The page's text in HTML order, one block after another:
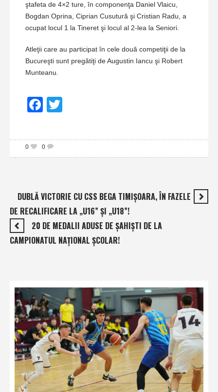
ştafeta de 4×2 ture, în componenţa Daniel Vlaicu,
Bogdan Oprina, Ciprian Cusutură şi Cristian Radu, a
ocupat locul 1 la Tineret şi locul al 2-lea la Seniori.
Atleţii care au participat în cele două competiţii de la
Bucureşti sunt pregătiţi de Augustin Iancu şi Robert
Munteanu.
Facebook
0
0
DUBLĂ VICTORIE CU CSS BEGA TIMIŞOARA, ÎN FAZELE
DE RECALIFICARE LA „U16” ŞI „U18”!
20 DE MEDALII ADUSE DE ŞAHIŞTI DE LA
CAMPIONATUL NAŢIONAL ŞCOLAR!